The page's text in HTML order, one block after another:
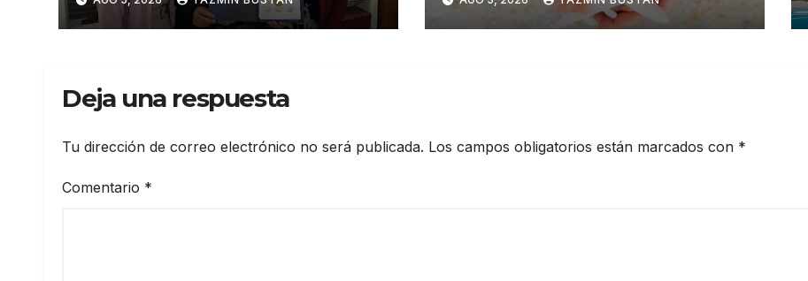
BASC en dos plantas
Deja una respuesta
Tu dirección de correo electrónico no será publicada. Los campos obligatorios están marcados con *
Comentario *